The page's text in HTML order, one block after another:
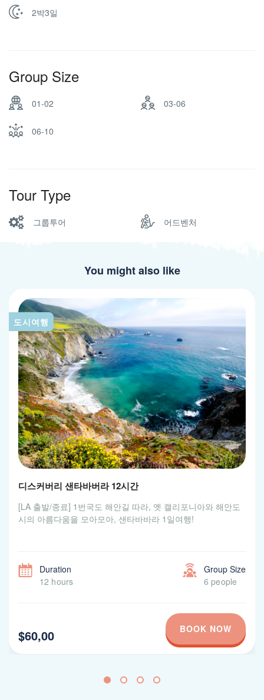
옵션투어 운영책임은 진행사에 있으며, 운영사의 규정에 따릅니다.
19~8일전까지 : 예약비용의 75% 공제 후 환불 4)여행시작 7일~여
2박3일
Group Size
01-02 03-06
06-10
Tour Type
그룹투어 어드벤처
You might also like
도시여행
디스커버리 샌타바버라 12시간
[LA 출발/종료] 1번국도 해안길 따라, 옛 캘리포니아와 해안도
시의 아름다움을 모아모아, 샌타바바라 1일여행!
$60,00 BOOK NOW
Duration
12 hours
Group Size
6 people